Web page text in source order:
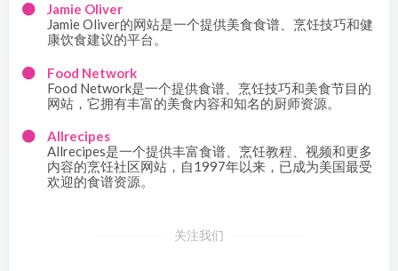
Jamie Oliver
Jamie Oliver的网站是一个提供美食食谱、烹饪技巧和健
康饮食建议的平台。
Food Network
Food Network是一个提供食谱、烹饪技巧和美食节目的
网站，它拥有丰富的美食内容和知名的厨师资源。
Allrecipes
Allrecipes是一个提供丰富食谱、烹饪教程、视频和更多
内容的烹饪社区网站，自1997年以来，已成为美国最受
欢迎的食谱资源。
关注我们